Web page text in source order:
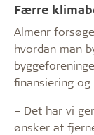
Færre
Almenr
hvordan man
finansiering
– Det har vi
ønsker at